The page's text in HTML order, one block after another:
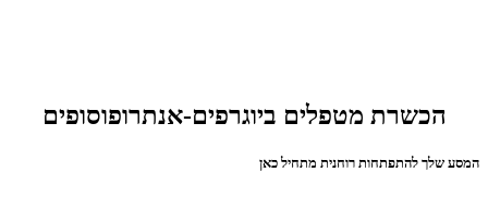
הכשרת מטפלים ביוגרפים-אנתרופוסופים
המסע שלך להתפתחות רוחנית מתחיל כאן